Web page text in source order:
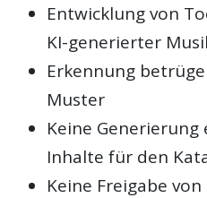
Entwicklung von
KI-generierter
Erkennung
Muster
Keine
Inhalte für den
Keine Freigabe